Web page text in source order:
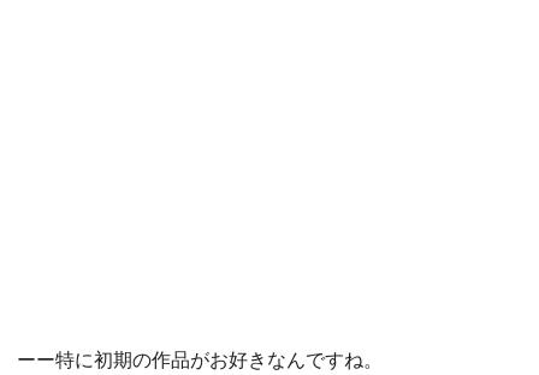
ーー特に初期の作品がお好きなんですね。